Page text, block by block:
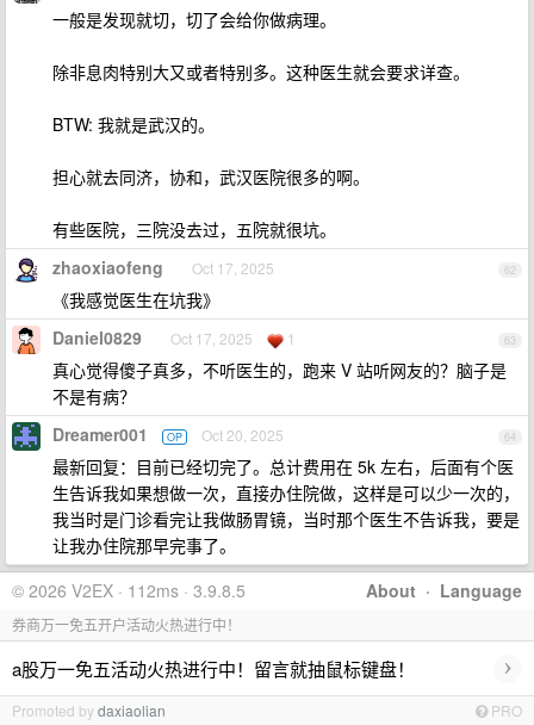
一般是发现就切，切了会给你做病理。
除非息肉特别大又或者特别多。这种医生就会要求详查。
BTW: 我就是武汉的。
担心就去同济，协和，武汉医院很多的啊。
有些医院，三院没去过，五院就很坑。
62
zhaoxiaofeng Oct 17, 2025
《我感觉医生在坑我》
63
Daniel0829 Oct 17, 2025 1
真心觉得傻子真多，不听医生的，跑来 V 站听网友的？脑子是
不是有病？
64
Dreamer001 OP Oct 20, 2025
最新回复：目前已经切完了。总计费用在 5k 左右，后面有个医
生告诉我如果想做一次，直接办住院做，这样是可以少一次的，
我当时是门诊看完让我做肠胃镜，当时那个医生不告诉我，要是
让我办住院那早完事了。
About · Language
© 2026 V2EX · 112ms · 3.9.8.5
券商万一免五开户活动火热进行中！
a股万一免五活动火热进行中！留言就抽鼠标键盘！ ›
Promoted bydaxiaolian PRO